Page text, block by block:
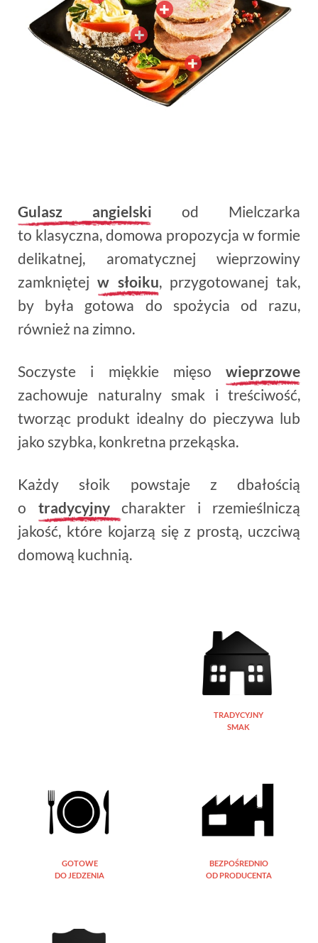
Gulasz angielski od Mielczarka
to klasyczna, domowa propozycja w formie
delikatnej, aromatycznej wieprzowiny
zamkniętejw słoiku, przygotowanej tak,
by była gotowa do spożycia od razu,
również na zimno.
Soczyste i miękkie mięso wieprzowe
zachowuje naturalny smak i treściwość,
tworząc produkt idealny do pieczywa lub
jako szybka, konkretna przekąska.
Każdy słoik powstaje z dbałością
o tradycyjny
charakter i rzemieślniczą
jakość, które kojarzą się z prostą, uczciwą
domową kuchnią.
TRADYCYJNY
SMAK
GOTOWE
DO JEDZENIA
BEZPOŚREDNIO
OD PRODUCENTA